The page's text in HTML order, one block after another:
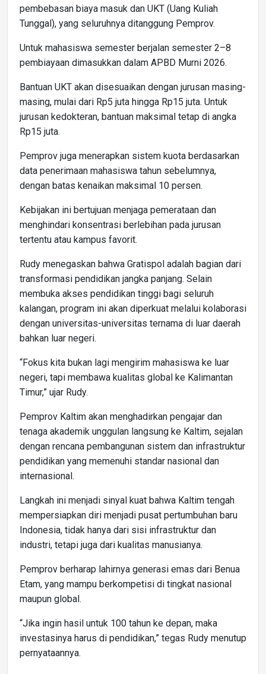
pembebasan biaya masuk dan UKT (Uang Kuliah
Tunggal), yang seluruhnya ditanggung Pemprov.
Untuk mahasiswa semester berjalan semester 2–8
pembiayaan dimasukkan dalam APBD Murni 2026.
Bantuan UKT akan disesuaikan dengan jurusan masing-
masing, mulai dari Rp5 juta hingga Rp15 juta. Untuk
jurusan kedokteran, bantuan maksimal tetap di angka
Rp15 juta.
Pemprov juga menerapkan sistem kuota berdasarkan
data penerimaan mahasiswa tahun sebelumnya,
dengan batas kenaikan maksimal 10 persen.
Kebijakan ini bertujuan menjaga pemerataan dan
menghindari konsentrasi berlebihan pada jurusan
tertentu atau kampus favorit.
Rudy menegaskan bahwa Gratispol adalah bagian dari
transformasi pendidikan jangka panjang. Selain
membuka akses pendidikan tinggi bagi seluruh
kalangan, program ini akan diperkuat melalui kolaborasi
dengan universitas-universitas ternama di luar daerah
bahkan luar negeri.
“Fokus kita bukan lagi mengirim mahasiswa ke luar
negeri, tapi membawa kualitas global ke Kalimantan
Timur,” ujar Rudy.
Pemprov Kaltim akan menghadirkan pengajar dan
tenaga akademik unggulan langsung ke Kaltim, sejalan
dengan rencana pembangunan sistem dan infrastruktur
pendidikan yang memenuhi standar nasional dan
internasional.
Langkah ini menjadi sinyal kuat bahwa Kaltim tengah
mempersiapkan diri menjadi pusat pertumbuhan baru
Indonesia, tidak hanya dari sisi infrastruktur dan
industri, tetapi juga dari kualitas manusianya.
Pemprov berharap lahirnya generasi emas dari Benua
Etam, yang mampu berkompetisi di tingkat nasional
maupun global.
“Jika ingin hasil untuk 100 tahun ke depan, maka
investasinya harus di pendidikan,” tegas Rudy menutup
pernyataannya.